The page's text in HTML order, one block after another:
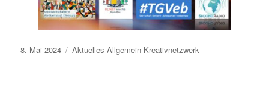
Veröffentlicht
8. Mai 2024 Aktuelles Allgemein Kreativnetzwerk